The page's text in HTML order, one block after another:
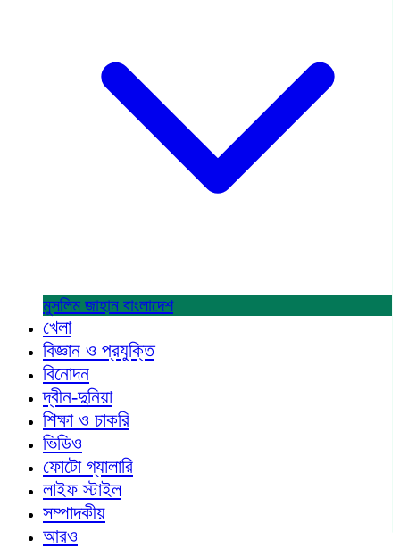
মুসলিম জাহান বাংলাদেশ
খেলা
বিজ্ঞান ও প্রযুক্তি
বিনোদন
দ্বীন-দুনিয়া
শিক্ষা ও চাকরি
ভিডিও
ফোটো গ্যালারি
লাইফ স্টাইল
সম্পাদকীয়
আরও